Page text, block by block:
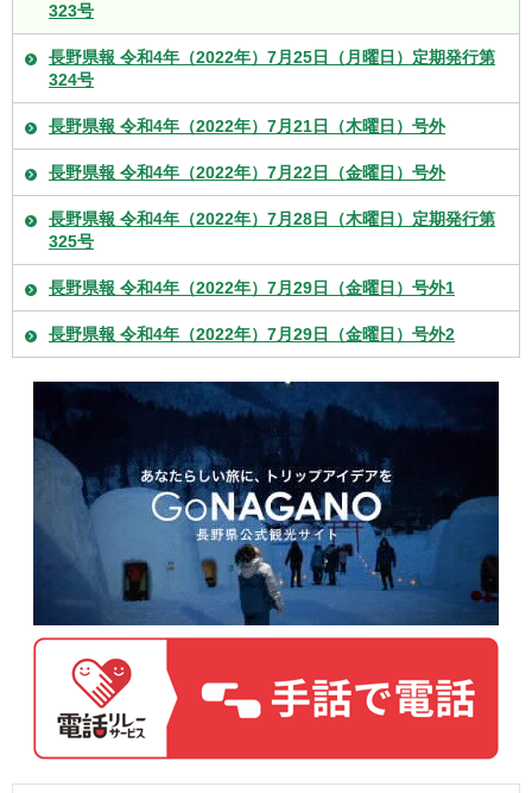
323号
長野県報 令和4年（2022年）7月25日（月曜日）定期発行第
324号
長野県報 令和4年（2022年）7月21日（木曜日）号外
長野県報 令和4年（2022年）7月22日（金曜日）号外
長野県報 令和4年（2022年）7月28日（木曜日）定期発行第
325号
長野県報 令和4年（2022年）7月29日（金曜日）号外1
長野県報 令和4年（2022年）7月29日（金曜日）号外2